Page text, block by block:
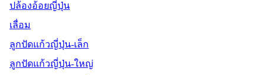
ปล้องอ้อยญี่ปุ่น
เลื่อม
ลูกปัดแก้วญี่ปุ่น-เล็ก
ลูกปัดแก้วญี่ปุ่น-ใหญ่